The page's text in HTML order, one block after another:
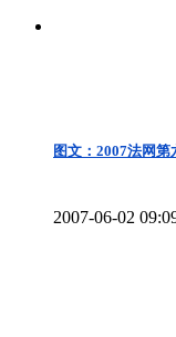
图文：2007法网
2007-06-02